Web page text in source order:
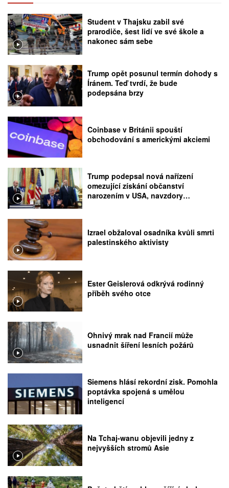
Student v Thajsku zabil své
prarodiče, šest lidí ve své škole a
nakonec sám sebe
Trump opět posunul termín dohody s
Íránem. Teď tvrdí, že bude
podepsána brzy
Coinbase v Británii spouští
obchodování s americkými akciemi
Trump podepsal nová nařízení
omezující získání občanství
narozením v USA, navzdory
Izrael obžaloval osadníka kvůli smrti
palestinského aktivisty
Ester Geislerová odkrývá rodinný
příběh svého otce
Ohnivý mrak nad Francií může
usnadnit šíření lesních požárů
Siemens hlásí rekordní zisk. Pomohla
poptávka spojená s umělou
inteligencí
Na Tchaj-wanu objevili jedny z
nejvyšších stromů Asie